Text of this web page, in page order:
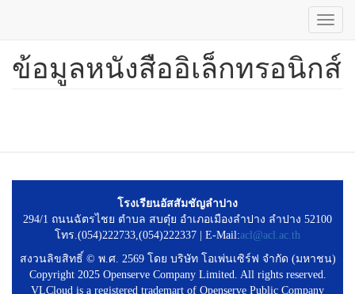
ข้าม
ข้อมูลหนังสืออิเล็กทรอนิกส์
โรงเรียนอัสสัมชัญลำปาง
294/1 ถนนฉัตรไชย ตำบล สบตุ๋ย อำเภอเมืองลำปาง ลำปาง 52100
โทร.(054)222733,(054)222337 | E-Mail:acl@acl.ac.th
สงวนลิขสิทธิ์ © พ.ศ. 2569 โดย บริษัท โอเพ่นเซิร์ฟ จำกัด (มหาชน)
Copyright 2025 Openserve Company Limited. All rights reserved.
VLCloud is a registered trademart of Openserve Public Company